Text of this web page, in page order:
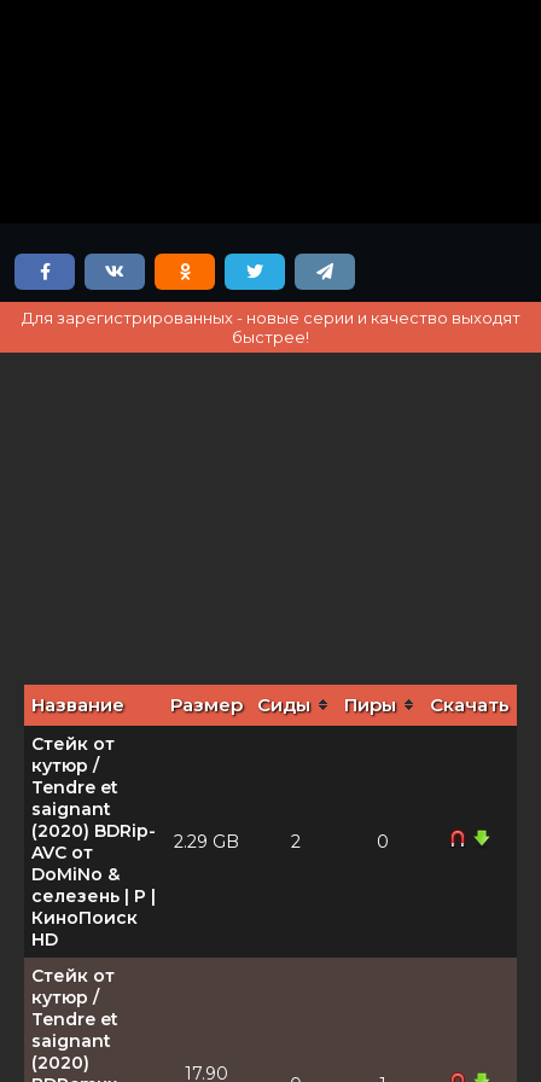
Для зарегистрированных - новые серии и качество выходят
быстрее!
Название Размер Сиды Пиры Скачать
Стейк от
кутюр /
Tendre et
saignant
(2020) BDRip-
AVC от
DoMiNo &
селезень | P |
КиноПоиск
HD
2.29 GB 2 0
Стейк от
кутюр /
Tendre et
saignant
(2020)
17.90